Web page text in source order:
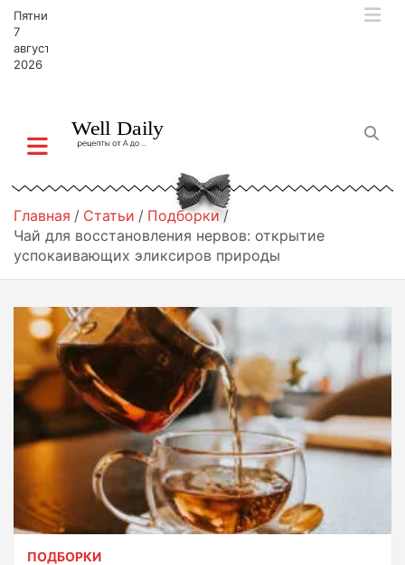
Пятница,
7
августа,
2026
Главная Статьи
Подборки
Чай для восстановления нервов: открытие
успокаивающих эликсиров природы
ПОДБОРКИ